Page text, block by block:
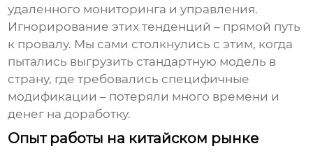
удаленного мониторинга и управления.
Игнорирование этих тенденций – прямой путь
к провалу. Мы сами столкнулись с этим, когда
пытались выгрузить стандартную модель в
страну, где требовались специфичные
модификации – потеряли много времени и
денег на доработку.
Опыт работы на китайском рынке